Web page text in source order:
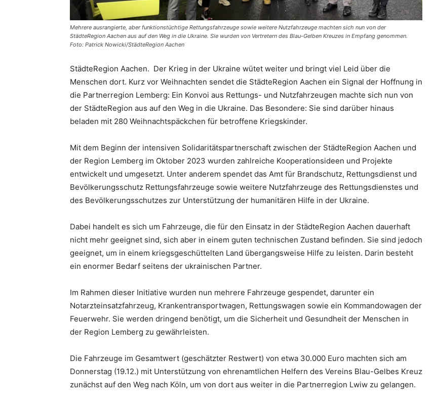
Mehrere ausrangierte, aber funktionstüchtige Rettungsfahrzeuge sowie weitere Nutzfahrzeuge machten sich nun von der
StädteRegion Aachen aus auf den Weg in die Ukraine. Sie wurden von Vertretern des Blau-Gelben Kreuzes in Empfang genommen.
Foto: Patrick Nowicki/StädteRegion Aachen
StädteRegion Aachen. Der Krieg in der Ukraine wütet weiter und bringt viel Leid über die
Menschen dort. Kurz vor Weihnachten sendet die StädteRegion Aachen ein Signal der Hoffnung in
die Partnerregion Lemberg: Ein Konvoi aus Rettungs- und Nutzfahrzeugen machte sich nun von
der StädteRegion aus auf den Weg in die Ukraine. Das Besondere: Sie sind darüber hinaus
beladen mit 280 Weihnachtspäckchen für betroffene Kriegskinder.
Mit dem Beginn der intensiven Solidaritätspartnerschaft zwischen der StädteRegion Aachen und
der Region Lemberg im Oktober 2023 wurden zahlreiche Kooperationsideen und Projekte
entwickelt und umgesetzt. Unter anderem spendet das Amt für Brandschutz, Rettungsdienst und
Bevölkerungsschutz Rettungsfahrzeuge sowie weitere Nutzfahrzeuge des Rettungsdienstes und
des Bevölkerungsschutzes zur Unterstützung der humanitären Hilfe in der Ukraine.
Dabei handelt es sich um Fahrzeuge, die für den Einsatz in der StädteRegion Aachen dauerhaft
nicht mehr geeignet sind, sich aber in einem guten technischen Zustand befinden. Sie sind jedoch
geeignet, um in einem kriegsgeschüttelten Land übergangsweise Hilfe zu leisten. Darin besteht
ein enormer Bedarf seitens der ukrainischen Partner.
Im Rahmen dieser Initiative wurden nun mehrere Fahrzeuge gespendet, darunter ein
Notarzteinsatzfahrzeug, Krankentransportwagen, Rettungswagen sowie ein Kommandowagen der
Feuerwehr. Sie werden dringend benötigt, um die Sicherheit und Gesundheit der Menschen in
der Region Lemberg zu gewährleisten.
Die Fahrzeuge im Gesamtwert (geschätzter Restwert) von etwa 30.000 Euro machten sich am
Donnerstag (19.12.) mit Unterstützung von ehrenamtlichen Helfern des Vereins Blau-Gelbes Kreuz
zunächst auf den Weg nach Köln, um von dort aus weiter in die Partnerregion Lwiw zu gelangen.